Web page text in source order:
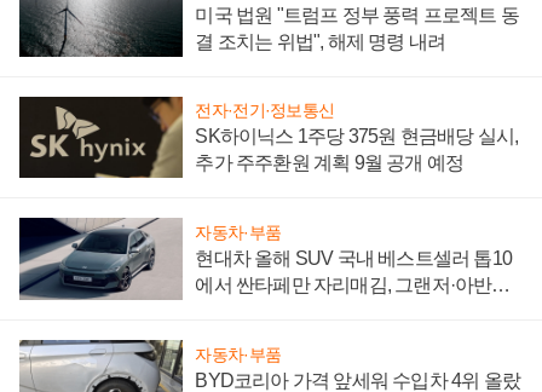
미국 법원 "트럼프 정부 풍력 프로젝트 동
결 조치는 위법", 해제 명령 내려
전자·전기·정보통신
SK하이닉스 1주당 375원 현금배당 실시,
추가 주주환원 계획 9월 공개 예정
자동차·부품
현대차 올해 SUV 국내 베스트셀러 톱10
에서 싼타페만 자리매김, 그랜저·아반떼
자동차·부품
BYD코리아 가격 앞세워 수입차 4위 올랐